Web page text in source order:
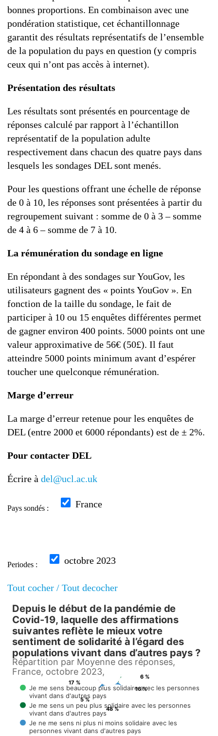
bonnes proportions. En combinaison avec une
pondération statistique, cet échantillonnage
garantit des résultats représentatifs de l’ensemble
de la population du pays en question (y compris
ceux qui n’ont pas accès à internet).
Présentation des résultats
Les résultats sont présentés en pourcentage de
réponses calculé par rapport à l’échantillon
représentatif de la population adulte
respectivement dans chacun des quatre pays dans
lesquels les sondages DEL sont menés.
Pour les questions offrant une échelle de réponse
de 0 à 10, les réponses sont présentées à partir du
regroupement suivant : somme de 0 à 3 – somme
de 4 à 6 – somme de 7 à 10.
La rémunération du sondage en ligne
En répondant à des sondages sur YouGov, les
utilisateurs gagnent des « points YouGov ». En
fonction de la taille du sondage, le fait de
participer à 10 ou 15 enquêtes différentes permet
de gagner environ 400 points. 5000 points ont une
valeur approximative de 56€ (50£). Il faut
atteindre 5000 points minimum avant d’espérer
toucher une quelconque rémunération.
Marge d’erreur
La marge d’erreur retenue pour les enquêtes de
DEL (entre 2000 et 6000 répondants) est de ± 2%.
Pour contacter DEL
Écrire à del@ucl.ac.uk
Pays sondés : France
Periodes : octobre 2023
Tout cocher / Tout decocher
Depuis le début de la
Pie chart with 6 slices.
Répartition par Moyenne des réponses, France,
View as data table, Depuis le début de la pandémie de Covid-19,
Depuis le début de la pandémie de
Covid-19, laquelle des affirmations
suivantes reflète le mieux votre
sentiment de solidarité à l’égard des
populations vivant dans d’autres pays ?
Répartition par Moyenne des réponses,
France, octobre 2023,
6 %
16 %
48 %
5 %
17 %
Je me sens beaucoup plus solidaire avec les personnes
vivant dans d'autres pays
Je me sens un peu plus solidaire avec les personnes
vivant dans d'autres pays
Je ne me sens ni plus ni moins solidaire avec les
personnes vivant dans d'autres pays